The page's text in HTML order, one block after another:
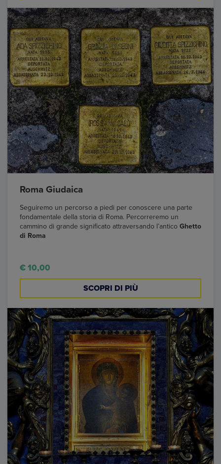
Roma Giudaica
Seguiremo un percorso a piedi per conoscere una parte
fondamentale della storia di Roma. Percorreremo un
cammino di grande significato attraversando l’antico Ghetto
di Roma
€ 10,00
SCOPRI DI PIÙ